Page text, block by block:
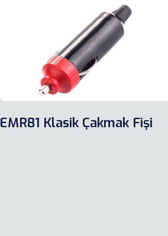
EMR81 Klasik Çakmak Fişi